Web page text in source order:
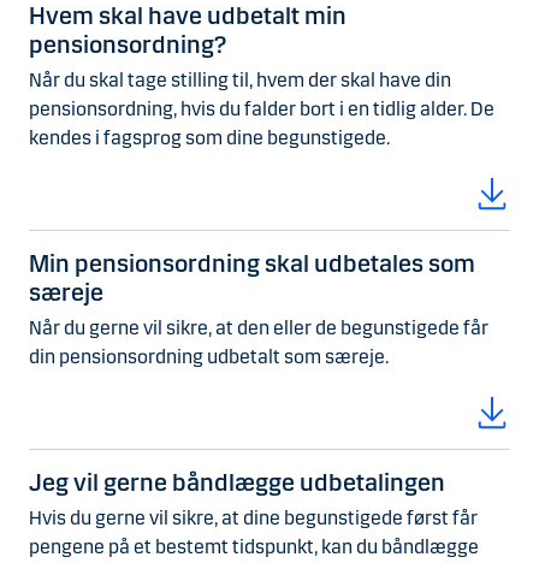
Hvem skal have udbetalt min
pensionsordning?
Når du skal tage stilling til, hvem der skal have din
pensionsordning, hvis du falder bort i en tidlig alder. De
kendes i fagsprog som dine begunstigede.
Min pensionsordning skal udbetales som
særeje
Når du gerne vil sikre, at den eller de begunstigede får
din pensionsordning udbetalt som særeje.
Jeg vil gerne båndlægge udbetalingen
Hvis du gerne vil sikre, at dine begunstigede først får
pengene på et bestemt tidspunkt, kan du båndlægge